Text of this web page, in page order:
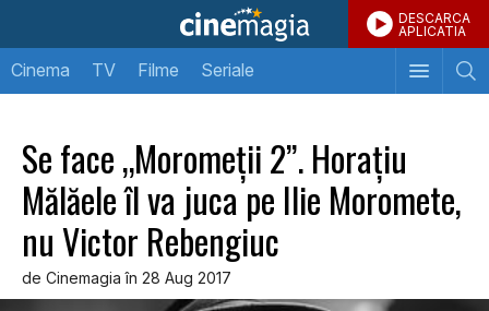
DESCARCA
APLICATIA
Cinema TV Filme Seriale
Se face „Moromeții 2”. Horațiu
Mălăele îl va juca pe Ilie Moromete,
nu Victor Rebengiuc
de Cinemagia în 28 Aug 2017